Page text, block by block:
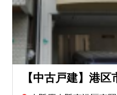
【中古戸建】港